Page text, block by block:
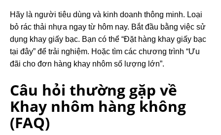
Hãy là người tiêu dùng và kinh doanh thông minh. Loại
bỏ rác thải nhựa ngay từ hôm nay. Bắt đầu bằng việc sử
dụng khay giấy bạc. Bạn có thể “Đặt hàng khay giấy bạc
tại đây” để trải nghiệm. Hoặc tìm các chương trình “Ưu
đãi cho đơn hàng khay nhôm số lượng lớn”.
Câu hỏi thường gặp về
Khay nhôm hàng không
(FAQ)